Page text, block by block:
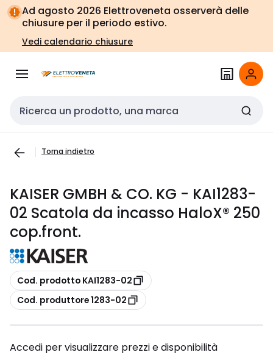
Vai alla
navigazione
Vai
alla
pagina
Ad agosto 2026 Elettroveneta osserverà delle
chiusure per il periodo estivo.
Vedi calendario chiusure
Cerca input
Torna indietro
KAISER GMBH & CO. KG - KAI1283-
02 Scatola da incasso HaloX® 250
cop.front.
copia
Cod. prodotto KAI1283-02
copia
Cod. produttore 1283-02
Accedi per visualizzare prezzi e disponibilità